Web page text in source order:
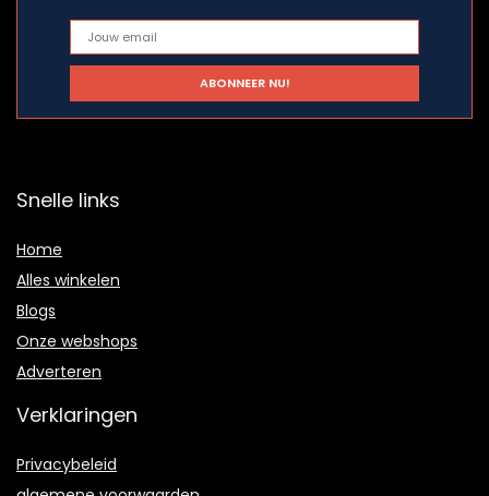
Snelle links
Home
Alles winkelen
Blogs
Onze webshops
Adverteren
Verklaringen
Privacybeleid